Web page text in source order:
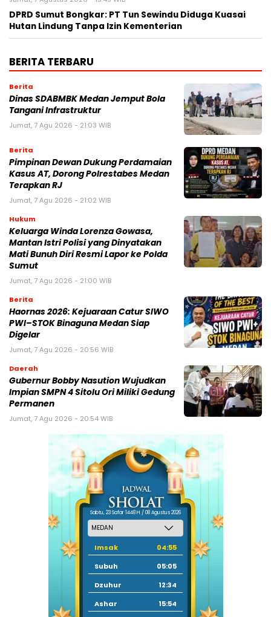
DPRD Sumut Bongkar: PT Tun Sewindu Diduga Kuasai
Hutan Lindung Tanpa Izin Kementerian
BERITA TERBARU
Berita
Dinas SDABMBK Medan Jemput Bola
Tangani Infrastruktur
Jumat, 7 Agu 2026 - 21:03 WIB
Berita
Pimpinan Dewan Dukung Perdamaian
Kasus AT, Dorong Polrestabes Medan
Terapkan RJ
Jumat, 7 Agu 2026 - 21:02 WIB
Hukum
Keluarga Winda Lorenza Gowasa,
Mantan Istri Polisi yang Dinyatakan
Mati Bunuh Diri Resmi Lapor ke Polda
Sumut
Jumat, 7 Agu 2026 - 21:00 WIB
Berita
Haornas 2026: Kejuaraan Catur SIWO
PWI–STOK Binaguna Medan Siap
Digelar
Jumat, 7 Agu 2026 - 20:56 WIB
Daerah
Gubernur Bobby Nasution Wujudkan
Impian SMPN 4 Sitolu Ori Miliki Gedung
Permanen
Jumat, 7 Agu 2026 - 20:54 WIB
Sabtu, 23 Safar 1448 H / 08 Agustus 2026
Imsak
04:55
Subuh
05:05
Dzuhur
12:34
Ashar
15:54